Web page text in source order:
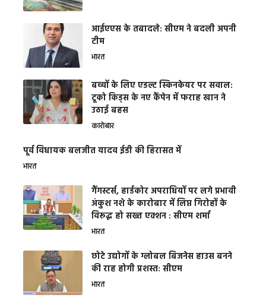
आईएएस के तबादले: सीएम ने बदली अपनी
टीम
भारत
बच्चों के लिए एडल्ट स्किनकेयर पर सवाल:
टूको किड्स के नए कैंपेन में फराह खान ने
उठाई बहस
कारोबार
पूर्व विधायक बलजीत यादव ईडी की हिरासत में
भारत
गैंगस्टर्स, हार्डकोर अपराधियों पर लगे प्रभावी
अंकुश नशे के कारोबार में लिप्त गिरोहों के
विरूद्ध हो सख्त एक्शन : सीएम शर्मा
भारत
छोटे उद्योगों के ग्लोबल बिजनेस हाउस बनने
की राह होगी प्रशस्त: सीएम
भारत